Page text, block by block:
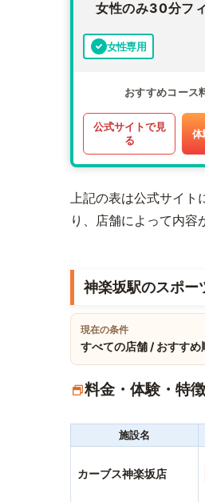
女性のみ30分フ
女性専用
おすすめコース
公式サイトで見
る
体
上記の表は公式サイト
り、店舗によって内容
神楽坂駅のスポー
現在の条件
すべての店舗 / おすすめ
料金・体験・特
施設名
カーブス神楽坂店